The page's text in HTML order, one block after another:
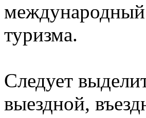
международный
туризма.
Следует
выездной,